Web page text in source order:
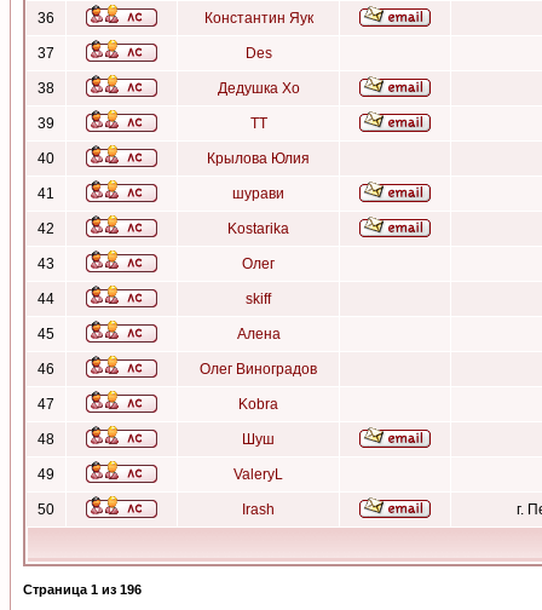
36 Константин Яук
37 Des
38 Дедушка Хо
39 ТТ
40 Крылова Юлия
41 шурави
42 Kostarika
43 Олег
44 skiff
45 Алена
46 Олег Виноградов
47 Kobra
48 Шуш
49 ValeryL
50 Irash г.
Страница 1 из 196